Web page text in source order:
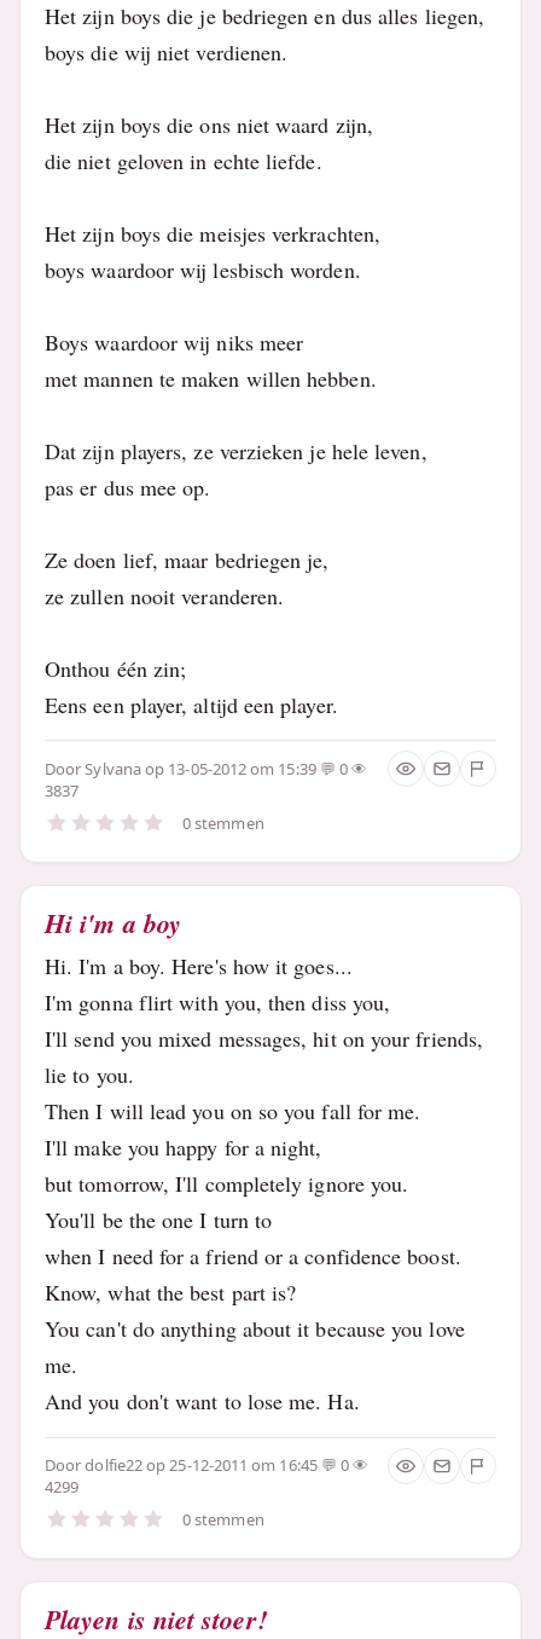
Het zijn boys die je bedriegen en dus alles liegen,
boys die wij niet verdienen.
Het zijn boys die ons niet waard zijn,
die niet geloven in echte liefde.
Het zijn boys die meisjes verkrachten,
boys waardoor wij lesbisch worden.
Boys waardoor wij niks meer
met mannen te maken willen hebben.
Dat zijn players, ze verzieken je hele leven,
pas er dus mee op.
Ze doen lief, maar bedriegen je,
ze zullen nooit veranderen.
Onthou één zin;
Eens een player, altijd een player.
DoorSylvanaop 13-05-2012 om 15:39
0
3837
0 stemmen
Hi i'm a boy
Hi. I'm a boy. Here's how it goes...
I'm gonna flirt with you, then diss you,
I'll send you mixed messages, hit on your friends,
lie to you.
Then I will lead you on so you fall for me.
I'll make you happy for a night,
but tomorrow, I'll completely ignore you.
You'll be the one I turn to
when I need for a friend or a confidence boost.
Know, what the best part is?
You can't do anything about it because you love
me.
And you don't want to lose me. Ha.
Doordolfie22op 25-12-2011 om 16:45
0
4299
0 stemmen
Playen is niet stoer!